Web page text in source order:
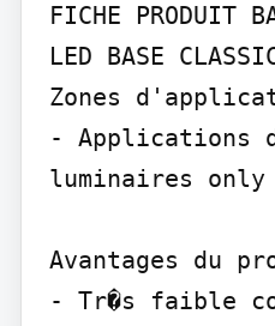
FICHE PRODUIT
LED BASE
Zones
- Applications
luminaires only
Avantages du
- Tr�s faible